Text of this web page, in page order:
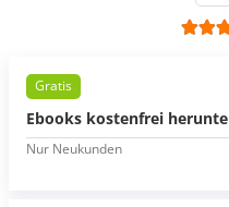
Gratis
Ebooks kostenfrei
Nur Neukunden